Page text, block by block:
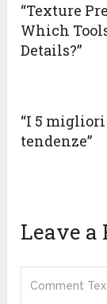
“Texture
Which
Details?”
“I 5 migliori
tendenze”
Leave a